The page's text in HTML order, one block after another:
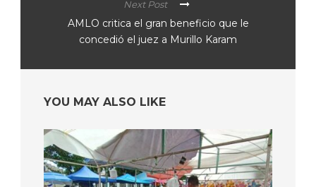
Next Post
AMLO critica el gran beneficio que le
concedió el juez a Murillo Karam
YOU MAY ALSO LIKE